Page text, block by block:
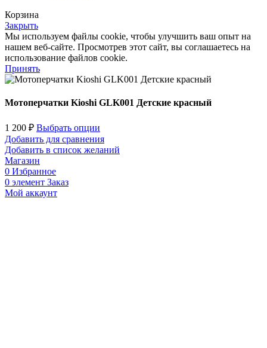
Корзина
Закрыть
Мы используем файлы cookie, чтобы улучшить ваш опыт на
нашем веб-сайте. Просмотрев этот сайт, вы соглашаетесь на
использование файлов cookie.
Принять
Мотоперчатки Kioshi GLK001 Детские красный
1 200 ₽ Выбрать опции
Добавить для сравнения
Добавить в список желаний
Магазин
0 Избранное
0 элемент Заказ
Мой аккаунт